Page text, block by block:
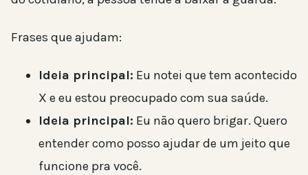
Frases que ajudam:
Ideia principal: Eu notei que tem acontecido
X e eu estou preocupado com sua saúde.
Ideia principal: Eu não quero brigar. Quero
entender como posso ajudar de um jeito que
funcione pra você.